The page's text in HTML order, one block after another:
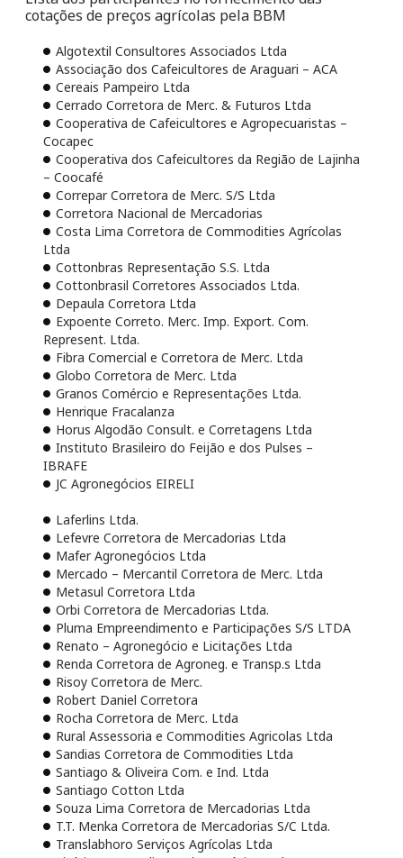
cotações de preços agrícolas pela BBM
Algotextil Consultores Associados Ltda
Associação dos Cafeicultores de Araguari – ACA
Cereais Pampeiro Ltda
Cerrado Corretora de Merc. & Futuros Ltda
Cooperativa de Cafeicultores e Agropecuaristas –
Cocapec
Cooperativa dos Cafeicultores da Região de Lajinha
– Coocafé
Correpar Corretora de Merc. S/S Ltda
Corretora Nacional de Mercadorias
Costa Lima Corretora de Commodities Agrícolas
Ltda
Cottonbras Representação S.S. Ltda
Cottonbrasil Corretores Associados Ltda.
Depaula Corretora Ltda
Expoente Correto. Merc. Imp. Export. Com.
Represent. Ltda.
Fibra Comercial e Corretora de Merc. Ltda
Globo Corretora de Merc. Ltda
Granos Comércio e Representações Ltda.
Henrique Fracalanza
Horus Algodão Consult. e Corretagens Ltda
Instituto Brasileiro do Feijão e dos Pulses –
IBRAFE
JC Agronegócios EIRELI
Laferlins Ltda.
Lefevre Corretora de Mercadorias Ltda
Mafer Agronegócios Ltda
Mercado – Mercantil Corretora de Merc. Ltda
Metasul Corretora Ltda
Orbi Corretora de Mercadorias Ltda.
Pluma Empreendimento e Participações S/S LTDA
Renato – Agronegócio e Licitações Ltda
Renda Corretora de Agroneg. e Transp.s Ltda
Risoy Corretora de Merc.
Robert Daniel Corretora
Rocha Corretora de Merc. Ltda
Rural Assessoria e Commodities Agricolas Ltda
Sandias Corretora de Commodities Ltda
Santiago & Oliveira Com. e Ind. Ltda
Santiago Cotton Ltda
Souza Lima Corretora de Mercadorias Ltda
T.T. Menka Corretora de Mercadorias S/C Ltda.
Translabhoro Serviços Agrícolas Ltda